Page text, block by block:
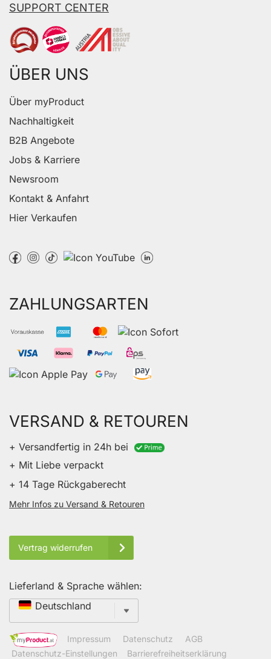
SUPPORT CENTER
ÜBER UNS
Über myProduct
Nachhaltigkeit
B2B Angebote
Jobs & Karriere
Newsroom
Kontakt & Anfahrt
Hier Verkaufen
ZAHLUNGSARTEN
VERSAND & RETOUREN
+ Versandfertig in 24h bei
+ Mit Liebe verpackt
+ 14 Tage Rückgaberecht
Mehr Infos zu Versand & Retouren
Vertrag widerrufen
Lieferland & Sprache wählen:
SpracheDeutschland
Impressum Datenschutz
AGB
Datenschutz-Einstellungen
Barrierefreiheitserklärung